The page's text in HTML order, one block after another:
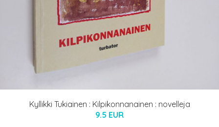
Kyllikki Tukiainen : Kilpikonnanainen : novelleja
9.5 EUR